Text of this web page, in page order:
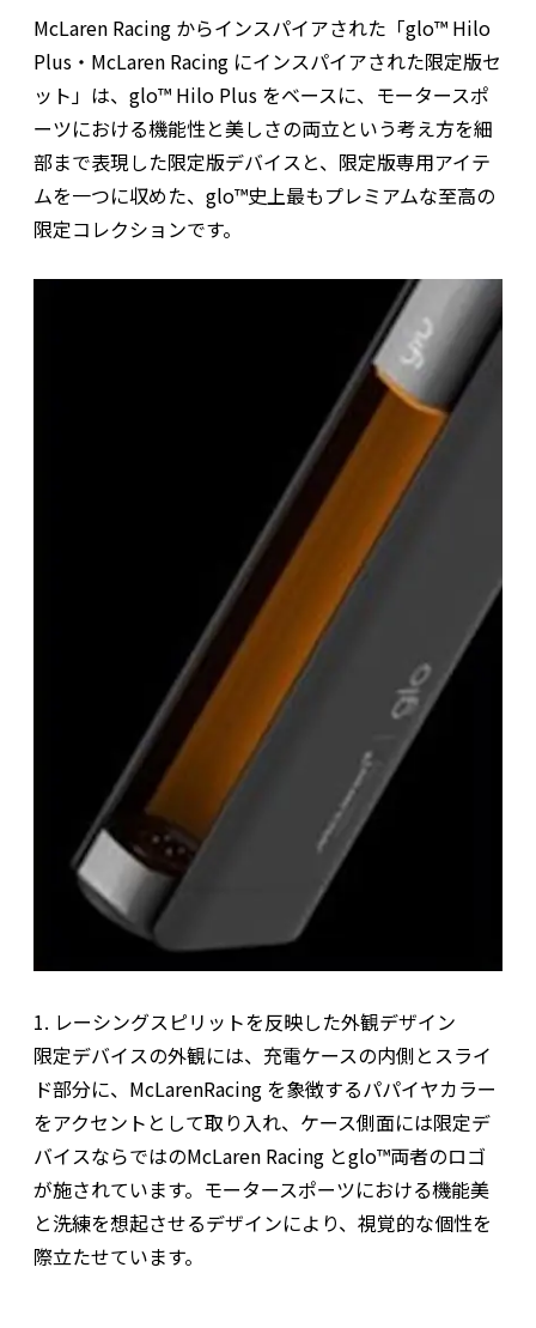
McLaren Racing からインスパイアされた「glo™ Hilo
Plus・McLaren Racing にインスパイアされた限定版セ
ット」は、glo™ Hilo Plus をベースに、モータースポ
ーツにおける機能性と美しさの両立という考え方を細
部まで表現した限定版デバイスと、限定版専用アイテ
ムを一つに収めた、glo™史上最もプレミアムな至高の
限定コレクションです。
1. レーシングスピリットを反映した外観デザイン
限定デバイスの外観には、充電ケースの内側とスライ
ド部分に、McLarenRacing を象徴するパパイヤカラー
をアクセントとして取り入れ、ケース側面には限定デ
バイスならではのMcLaren Racing とglo™両者のロゴ
が施されています。モータースポーツにおける機能美
と洗練を想起させるデザインにより、視覚的な個性を
際立たせています。